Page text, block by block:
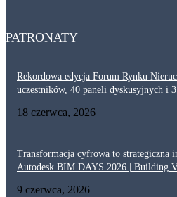
PATRONATY
Rekordowa edycja Forum Rynku
uczestników, 40 paneli dyskusyjnych i 3
18 czerwca, 2026
Transformacja cyfrowa to strategiczna
Autodesk BIM DAYS 2026 | Building
9 czerwca, 2026